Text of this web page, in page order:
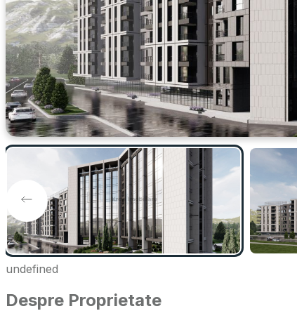
undefined
Despre Proprietate